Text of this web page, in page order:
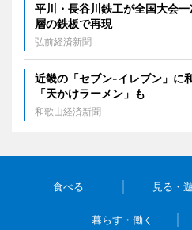
平川・長谷川鉄工が全国大会
層の鉄板で再現
弘前経済新聞
近畿の「セブン-イレブン」
「天かけラーメン」も
和歌山経済新聞
食べる 見る・
暮らす・働く